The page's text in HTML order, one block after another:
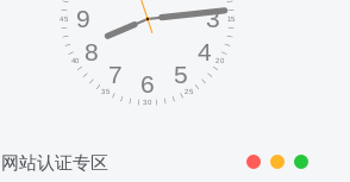
网站认证专区